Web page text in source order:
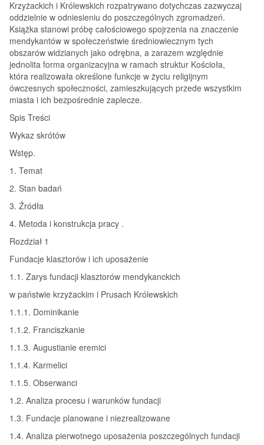
Krzyżackich i Królewskich rozpatrywano dotychczas zazwyczaj
oddzielnie w odniesieniu do poszczególnych zgromadzeń.
Książka stanowi próbę całościowego spojrzenia na znaczenie
mendykantów w społeczeństwie średniowiecznym tych
obszarów widzianych jako odrębna, a zarazem względnie
jednolita forma organizacyjna w ramach struktur Kościoła,
która realizowała określone funkcje w życiu religijnym
ówczesnych społeczności, zamieszkujących przede wszystkim
miasta i ich bezpośrednie zaplecze.
Spis Treści
Wykaz skrótów
Wstęp.
1. Temat
2. Stan badań
3. Źródła
4. Metoda i konstrukcja pracy .
Rozdział 1
Fundacje klasztorów i ich uposażenie
1.1. Zarys fundacji klasztorów mendykanckich
w państwie krzyżackim i Prusach Królewskich
1.1.1. Dominikanie
1.1.2. Franciszkanie
1.1.3. Augustianie eremici
1.1.4. Karmelici
1.1.5. Obserwanci
1.2. Analiza procesu i warunków fundacji
1.3. Fundacje planowane i niezrealizowane
1.4. Analiza pierwotnego uposażenia poszczególnych fundacji